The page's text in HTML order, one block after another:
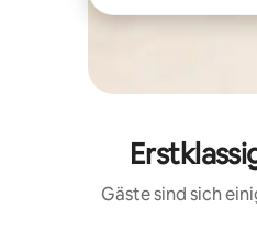
Gäste sind sich